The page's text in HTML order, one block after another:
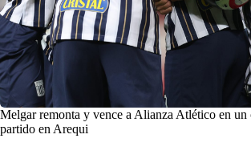
Melgar remonta y vence a Alianza Atlético en un
partido en Arequi